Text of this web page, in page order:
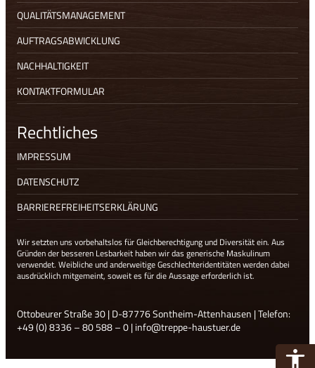
QUALITÄTSMANAGEMENT
AUFTRAGSABWICKLUNG
NACHHALTIGKEIT
KONTAKTFORMULAR
Rechtliches
IMPRESSUM
DATENSCHUTZ
BARRIEREFREIHEITSERKLÄRUNG
Wir setzten uns vorbehaltslos für Gleichberechtigung und Diversität ein. Aus
Gründen der besseren Lesbarkeit haben wir das generische Maskulinum
verwendet. Weibliche und anderweitige Geschlechteridentitäten werden dabei
ausdrücklich mitgemeint, soweit es für die Aussage erforderlich ist.
Ottobeurer Straße 30 | D-87776 Sontheim-Attenhausen | Telefon:
+49 (0) 8336 – 80 588 – 0|info@treppe-haustuer.de